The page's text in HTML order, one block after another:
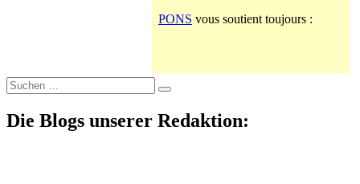
PONS vous soutient toujours :
Suche
nach:
Die Blogs unserer Redaktion: